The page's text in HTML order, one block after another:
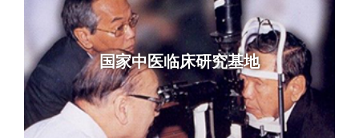
国家中医临床研究基地